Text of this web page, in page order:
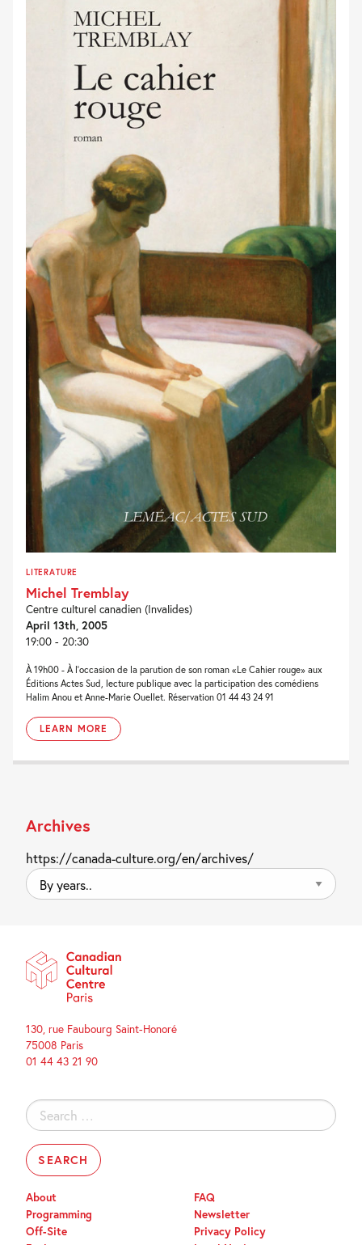
LITERATURE
Michel Tremblay
Centre culturel canadien (Invalides)
April 13th, 2005
19:00 - 20:30
À 19h00 - À l'occasion de la parution de son roman «Le Cahier rouge» aux
Éditions Actes Sud, lecture publique avec la participation des comédiens
Halim Anou et Anne-Marie Ouellet. Réservation 01 44 43 24 91
LEARN MORE
Archives
https://canada-culture.org/en/archives/
By
years..
130, rue Faubourg Saint-Honoré
75008 Paris
01 44 43 21 90
Search
for:
About
Programming
Off-Site
FAQ
Newsletter
Privacy Policy